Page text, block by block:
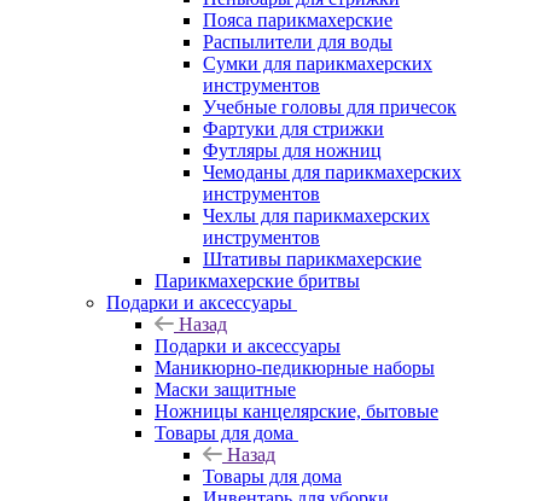
Пояса парикмахерские
Распылители для воды
Сумки для парикмахерских
инструментов
Учебные головы для причесок
Фартуки для стрижки
Футляры для ножниц
Чемоданы для парикмахерских
инструментов
Чехлы для парикмахерских
инструментов
Штативы парикмахерские
Парикмахерские бритвы
Подарки и аксессуары
Назад
Подарки и аксессуары
Маникюрно-педикюрные наборы
Маски защитные
Ножницы канцелярские, бытовые
Товары для дома
Назад
Товары для дома